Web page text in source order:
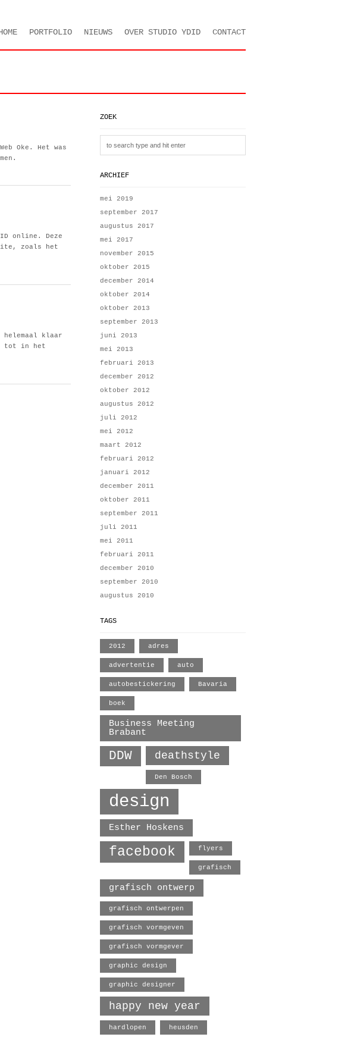
PORTFOLIO NIEUWS OVER STUDIO YDID CONTACT
Oke. Het was
online. Deze
zoals het
klaar
tot in het
ZOEK
ARCHIEF
mei 2019
september 2017
augustus 2017
mei 2017
november 2015
oktober 2015
december 2014
oktober 2014
oktober 2013
september 2013
juni 2013
mei 2013
februari 2013
december 2012
oktober 2012
augustus 2012
juli 2012
mei 2012
maart 2012
februari 2012
januari 2012
december 2011
oktober 2011
september 2011
juli 2011
mei 2011
februari 2011
december 2010
september 2010
augustus 2010
TAGS
2012 adres
advertentie auto
autobestickering Bavaria
boek
Business Meeting
Brabant
DDW deathstyle
Den Bosch
design
Esther Hoskens
facebook flyers
grafisch
grafisch ontwerp
grafisch ontwerpen
grafisch vormgeven
grafisch vormgever
graphic design
graphic designer
happy new year
hardlopen heusden